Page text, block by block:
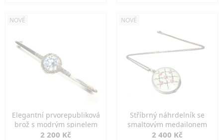
NOVÉ
Elegantní prvorepubliková
brož s modrým spinelem
2 200 Kč
NOVÉ
Stříbrný náhrdelník se
smaltovým medailonem
2 400 Kč